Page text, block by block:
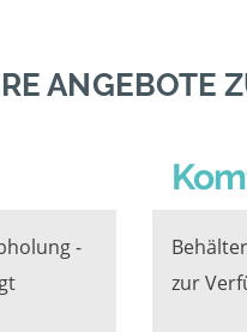
ANGEBOTE
-
zur